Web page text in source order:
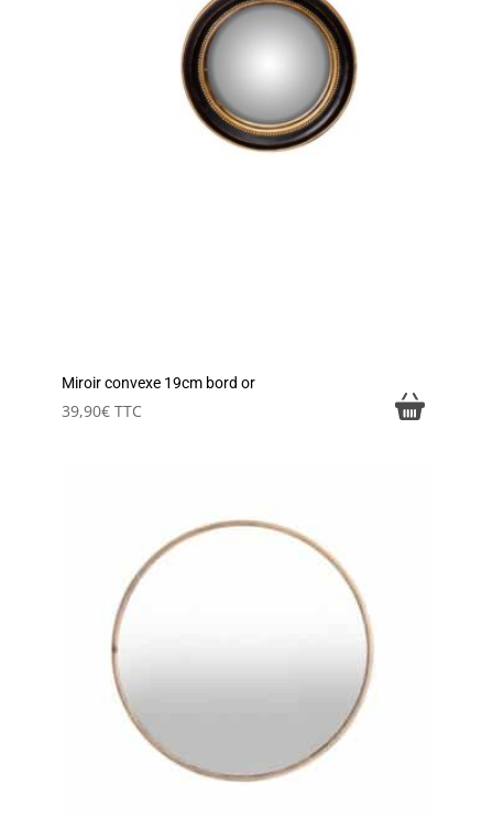
Miroir convexe 19cm bord or
39,90€ TTC